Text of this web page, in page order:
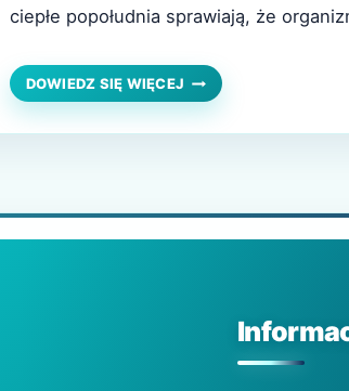
ciepłe popołudnia sprawiają, że
osłabienie odporności i pierwsze
przeziębienie zwykle nie jest groźne,
utrudnić codzienne funkcjonowanie.
DOWIEDZ SIĘ WIĘCEJ JAK
ZAPOBIEGAĆ